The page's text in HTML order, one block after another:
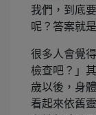
我們，到底
呢？答案就是
很多人會覺
檢查吧？」
歲以後，身
看起來依舊